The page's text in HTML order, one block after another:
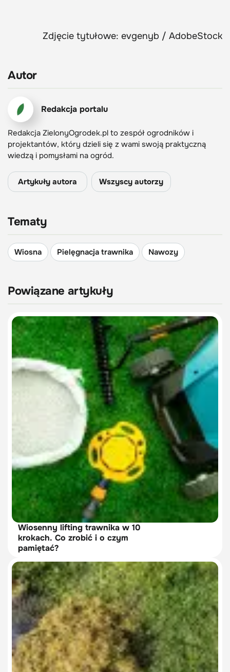
Zdjęcie tytułowe: evgenyb / AdobeStock
Autor
Redakcja portalu
Redakcja ZielonyOgrodek.pl to zespół ogrodników i
projektantów, który dzieli się z wami swoją praktyczną
wiedzą i pomysłami na ogród.
Artykuły autora Wszyscy autorzy
Tematy
Wiosna Pielęgnacja trawnika Nawozy
Powiązane artykuły
Wiosenny lifting trawnika w 10
krokach. Co zrobić i o czym
pamiętać?